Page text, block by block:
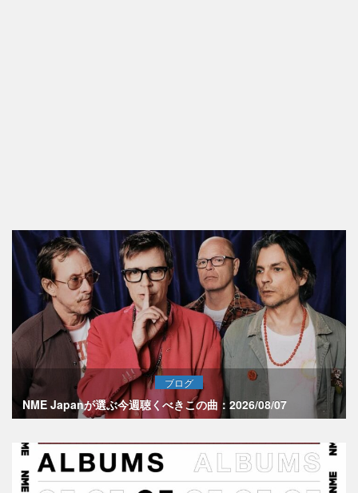
ブログ
NME Japanが選ぶ今週聴くべきこの曲：2026/08/07